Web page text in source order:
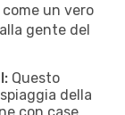
un vero
gente del
Questo
della